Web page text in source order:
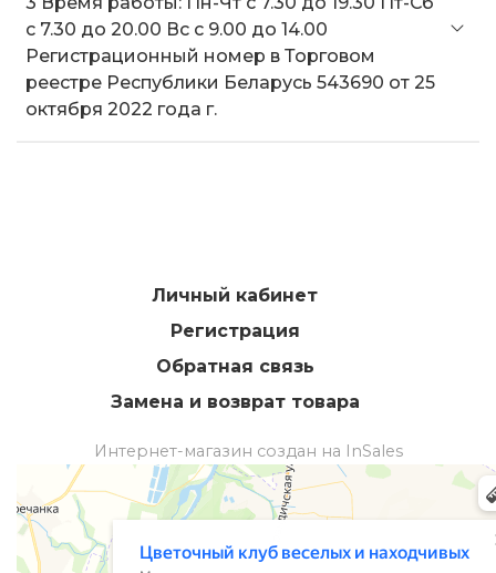
с 7.30 до 20.00 Вс с 9.00 до 14.00
Регистрационный номер в Торговом
реестре Республики Беларусь 543690 от 25
октября 2022 года г.
Личный кабинет
Регистрация
Обратная связь
Замена и возврат товара
Интернет-магазин создан на InSales